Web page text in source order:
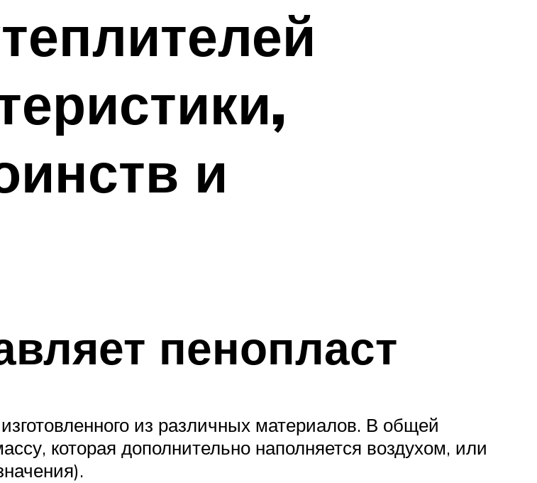
и
пенопласт
из различных материалов. В общей
которая дополнительно наполняется воздухом, или